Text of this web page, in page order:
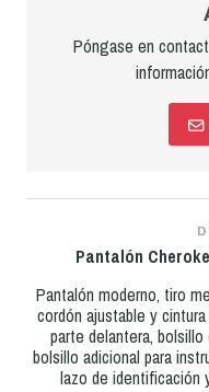
Póngase en
Pantalón
Pantalón moderno, tiro
cordón ajustable y
parte delantera,
bolsillo adicional para
lazo de identificación